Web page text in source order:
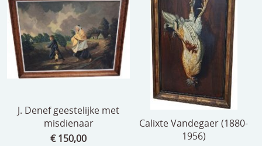
J. Denef geestelijke met
misdienaar
€ 150,00
Calixte Vandegaer (1880-
1956)